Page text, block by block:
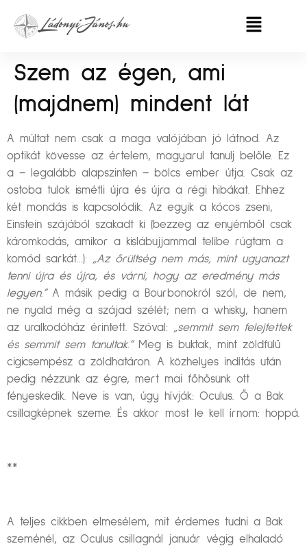
Szem az égen, ami
(majdnem) mindent lát
A múltat nem csak a maga valójában jó látnod. Az
optikát kövesse az értelem, magyarul tanulj belőle. Ez
a – legalább alapszinten – bölcs ember útja. Csak az
ostoba tulok ismétli újra és újra a régi hibákat. Ehhez
két mondás is kapcsolódik. Az egyik a kócos zseni,
Einstein szájából szakadt ki (bezzeg az enyémből csak
káromkodás, amikor a kislábujjammal telibe rúgtam a
komód sarkát…): „Az őrültség nem más, mint ugyanazt
tenni újra és újra, és várni, hogy az eredmény más
legyen.”A másik pedig a Bourbonokról szól, de nem,
ne nyald még a szájad szélét; nem a whisky, hanem
az uralkodóház érintett. Szóval: „semmit sem felejtettek
és semmit sem tanultak.”Meg is buktak, mint zöldfülű
cigicsempész a zöldhatáron. A közhelyes indítás után
pedig nézzünk az égre, mert mai főhősünk ott
fényeskedik. Neve is van, úgy hívják: Oculus. Ő a Bak
csillagképnek szeme. És akkor most le kell írnom: hoppá.
**
A teljes cikkben elmesélem, mit érdemes tudni a Bak
szeménél, az Oculus csillagnál január végig elhaladó